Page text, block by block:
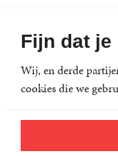
Fijn dat je
Wij, en derde
cookies die we